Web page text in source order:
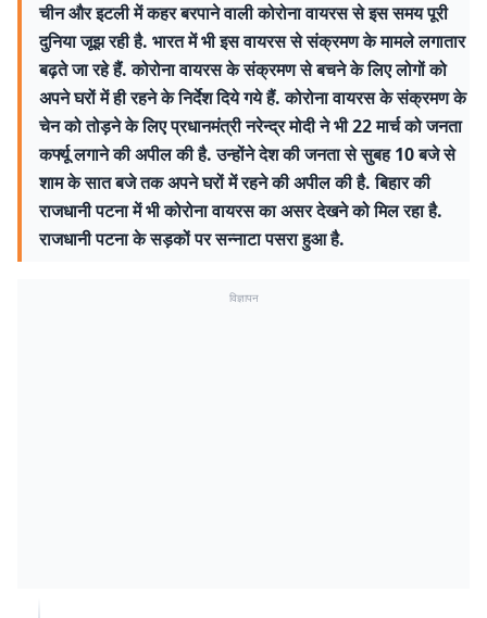
चीन और इटली में कहर बरपाने वाली कोरोना वायरस से इस समय पूरी
दुनिया जूझ रही है. भारत में भी इस वायरस से संक्रमण के मामले लगातार
बढ़ते जा रहे हैं. कोरोना वायरस के संक्रमण से बचने के लिए लोगों को
अपने घरों में ही रहने के निर्देश दिये गये हैं. कोरोना वायरस के संक्रमण के
चेन को तोड़ने के लिए प्रधानमंत्री नरेन्द्र मोदी ने भी 22 मार्च को जनता
कर्फ्यू लगाने की अपील की है. उन्होंने देश की जनता से सुबह 10 बजे से
शाम के सात बजे तक अपने घरों में रहने की अपील की है. बिहार की
राजधानी पटना में भी कोरोना वायरस का असर देखने को मिल रहा है.
राजधानी पटना के सड़कों पर सन्नाटा पसरा हुआ है.
विज्ञापन